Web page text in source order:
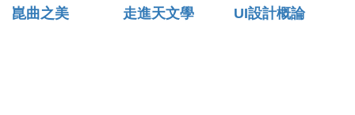
崑曲之美 走進天文學 UI設計概論